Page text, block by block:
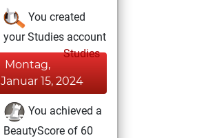
You created
your Studies account
Studies
Montag,
Januar 15, 2024
You achieved a
BeautyScore of 60